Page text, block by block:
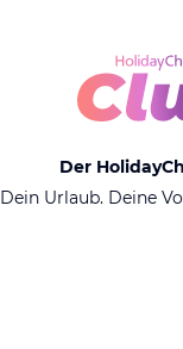
Der
Dein Urlaub. Deine